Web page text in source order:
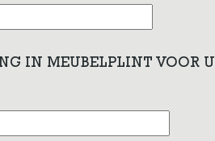
IN MEUBELPLINT VOOR